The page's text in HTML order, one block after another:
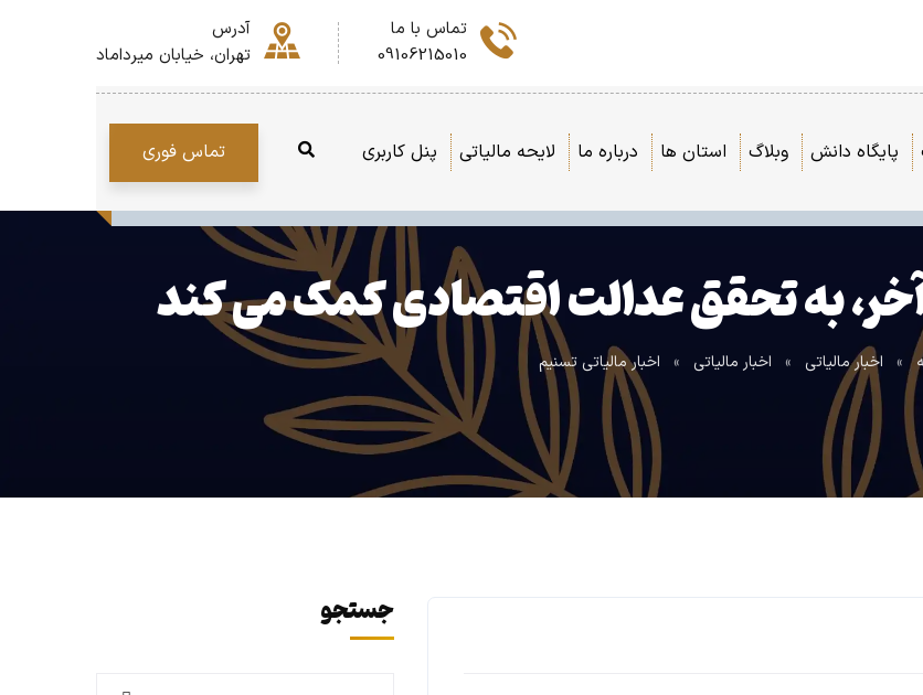
تماس با ما
09106215010
آدرس
تهران، خیابان میرداماد
پایگاه دانش وبلاگ استان ها درباره ما لایحه مالیاتی پنل کاربری تماس فوری
آخر، به تحقق عدالت اقتصادی کمک می کند
» اخبار مالیاتی » اخبار مالیاتی » اخبار مالیاتی تسنیم
جستجو